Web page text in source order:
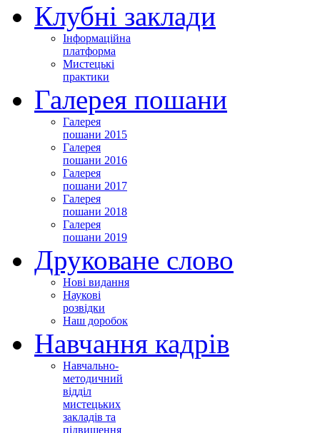
Клубні заклади
Інформаційна
платформа
Мистецькі
практики
Галерея пошани
Галерея
пошани 2015
Галерея
пошани 2016
Галерея
пошани 2017
Галерея
пошани 2018
Галерея
пошани 2019
Друковане слово
Нові видання
Наукові
розвідки
Наш доробок
Навчання кадрів
Навчально-
методичний
відділ
мистецьких
закладів та
підвищення